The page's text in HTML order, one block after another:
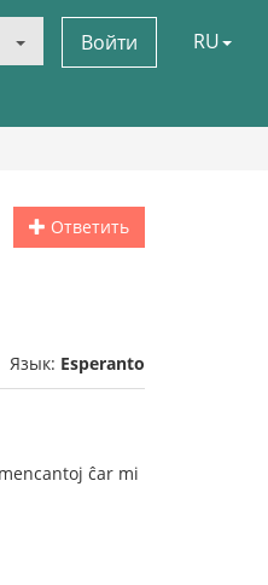
Войти RU
Ответить
Язык: Esperanto
ĉar mi